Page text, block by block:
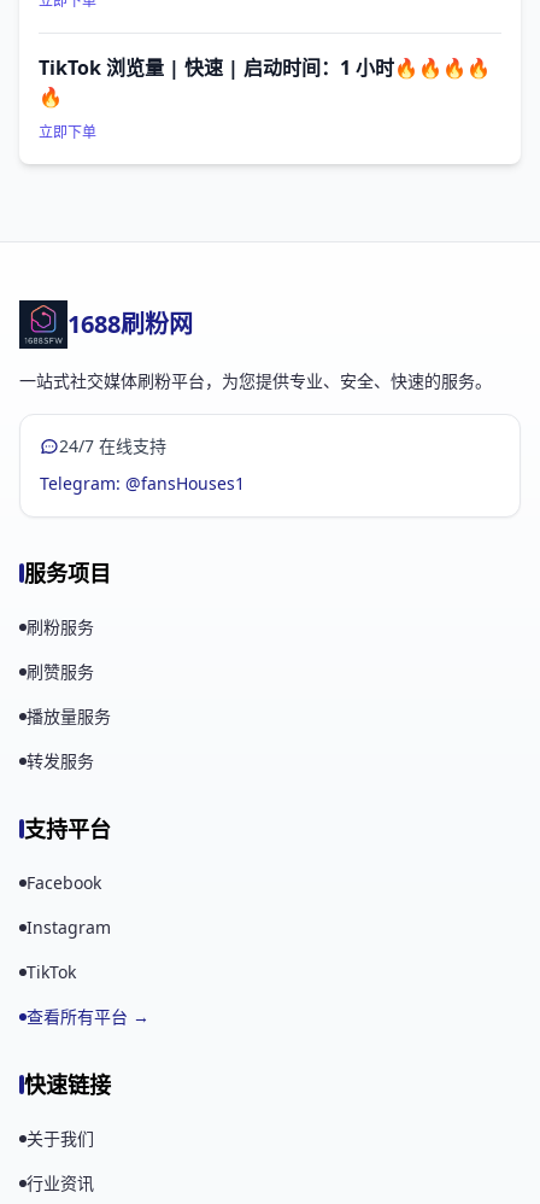
TikTok 浏览量 | 快速 | 启动时间：1 小时🔥🔥🔥🔥
🔥
立即下单
1688刷粉网
一站式社交媒体刷粉平台，为您提供专业、安全、快速的服务。
24/7 在线支持
Telegram: @fansHouses1
服务项目
刷粉服务
刷赞服务
播放量服务
转发服务
支持平台
Facebook
Instagram
TikTok
查看所有平台 →
快速链接
关于我们
行业资讯